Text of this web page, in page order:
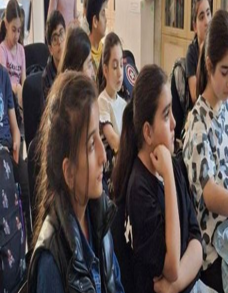
Իմ քաղաքի, իմ համայնքի ապագայի թանգարանը
Իմ քաղաքի, իմ համայնքի
ապագայի թանգարանը
Ալեքսանդր Թամանյանի անվան ճարտարապետության
ազգային թանգարան-ինստիտուտում թանգարանների
միջազգային օրը իրականացվեց «Իմ քաղաքի, իմ
համայնքի ապագայի թանգարանը» խորագրով
կրթական ծրագիր։ Մեր այցելուները մասնակցեցին
ճանաչողական և ստեղծագործական գործընթացի՝
քննարկելով, թե ինչպիսին կարող են լինել ապագայի
թանգարանները։